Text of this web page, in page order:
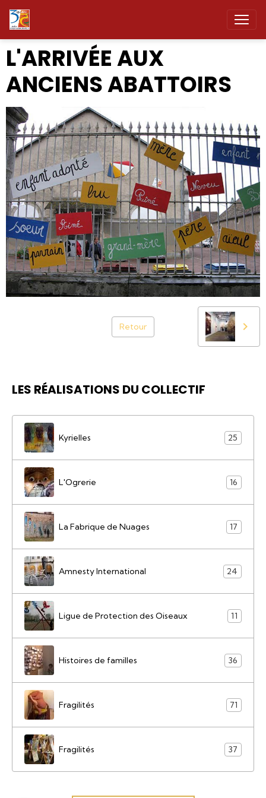
L'ARRIVÉE AUX
ANCIENS ABATTOIRS
Retour
LES RÉALISATIONS DU COLLECTIF
Kyrielles 25
L'Ogrerie 16
La Fabrique de Nuages 17
Amnesty International 24
Ligue de Protection des Oiseaux 11
Histoires de familles 36
Fragilités 71
Fragilités 37